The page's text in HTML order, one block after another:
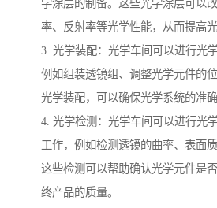
学涂层的制备。这些光学涂层可以
率、反射率等光学性能，从而提高
3. 光学装配：光学车间可以进行光
例如组装透镜组、调整光学元件的
光学装配，可以确保光学系统的准确
4. 光学检测：光学车间可以进行光
工作，例如检测透镜的曲率、表面
这些检测可以帮助确认光学元件是
终产品的质量。